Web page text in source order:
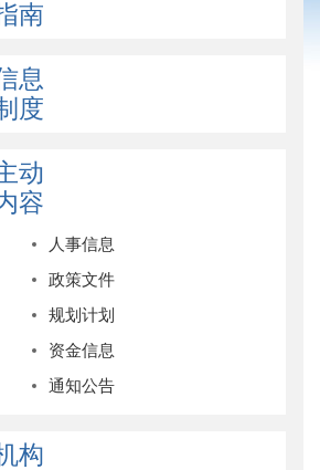
南
息
度
动
容
人事信息
政策文件
规划计划
资金信息
通知公告
构